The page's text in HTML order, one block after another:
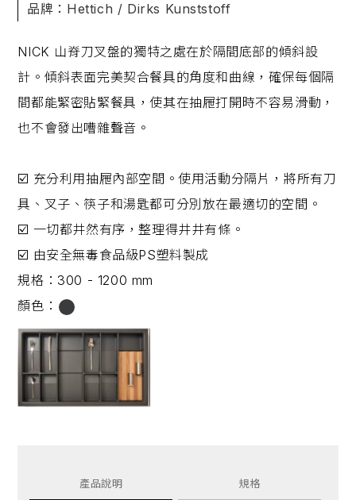
品牌：Hettich / Dirks Kunststoff
NICK 山脊刀叉盤的獨特之處在於隔間底部的傾斜設
計。傾斜表面完美契合餐具的角度和曲線，確保每個隔
間都能緊密貼緊餐具，使其在抽屜打開時不容易滑動，
也不會發出嘈雜聲音。
☑️ 充分利用抽屜內部空間。使用活動分隔片，將所有刀
具、叉子、筷子和湯匙都可分別放在最適切的空間。
☑️ 一切都井然有序，整理得井井有條。
☑️ 由安全無毒食品級PS塑料製成
規格： 300 - 1200 mm
顏色：
產品說明 規格